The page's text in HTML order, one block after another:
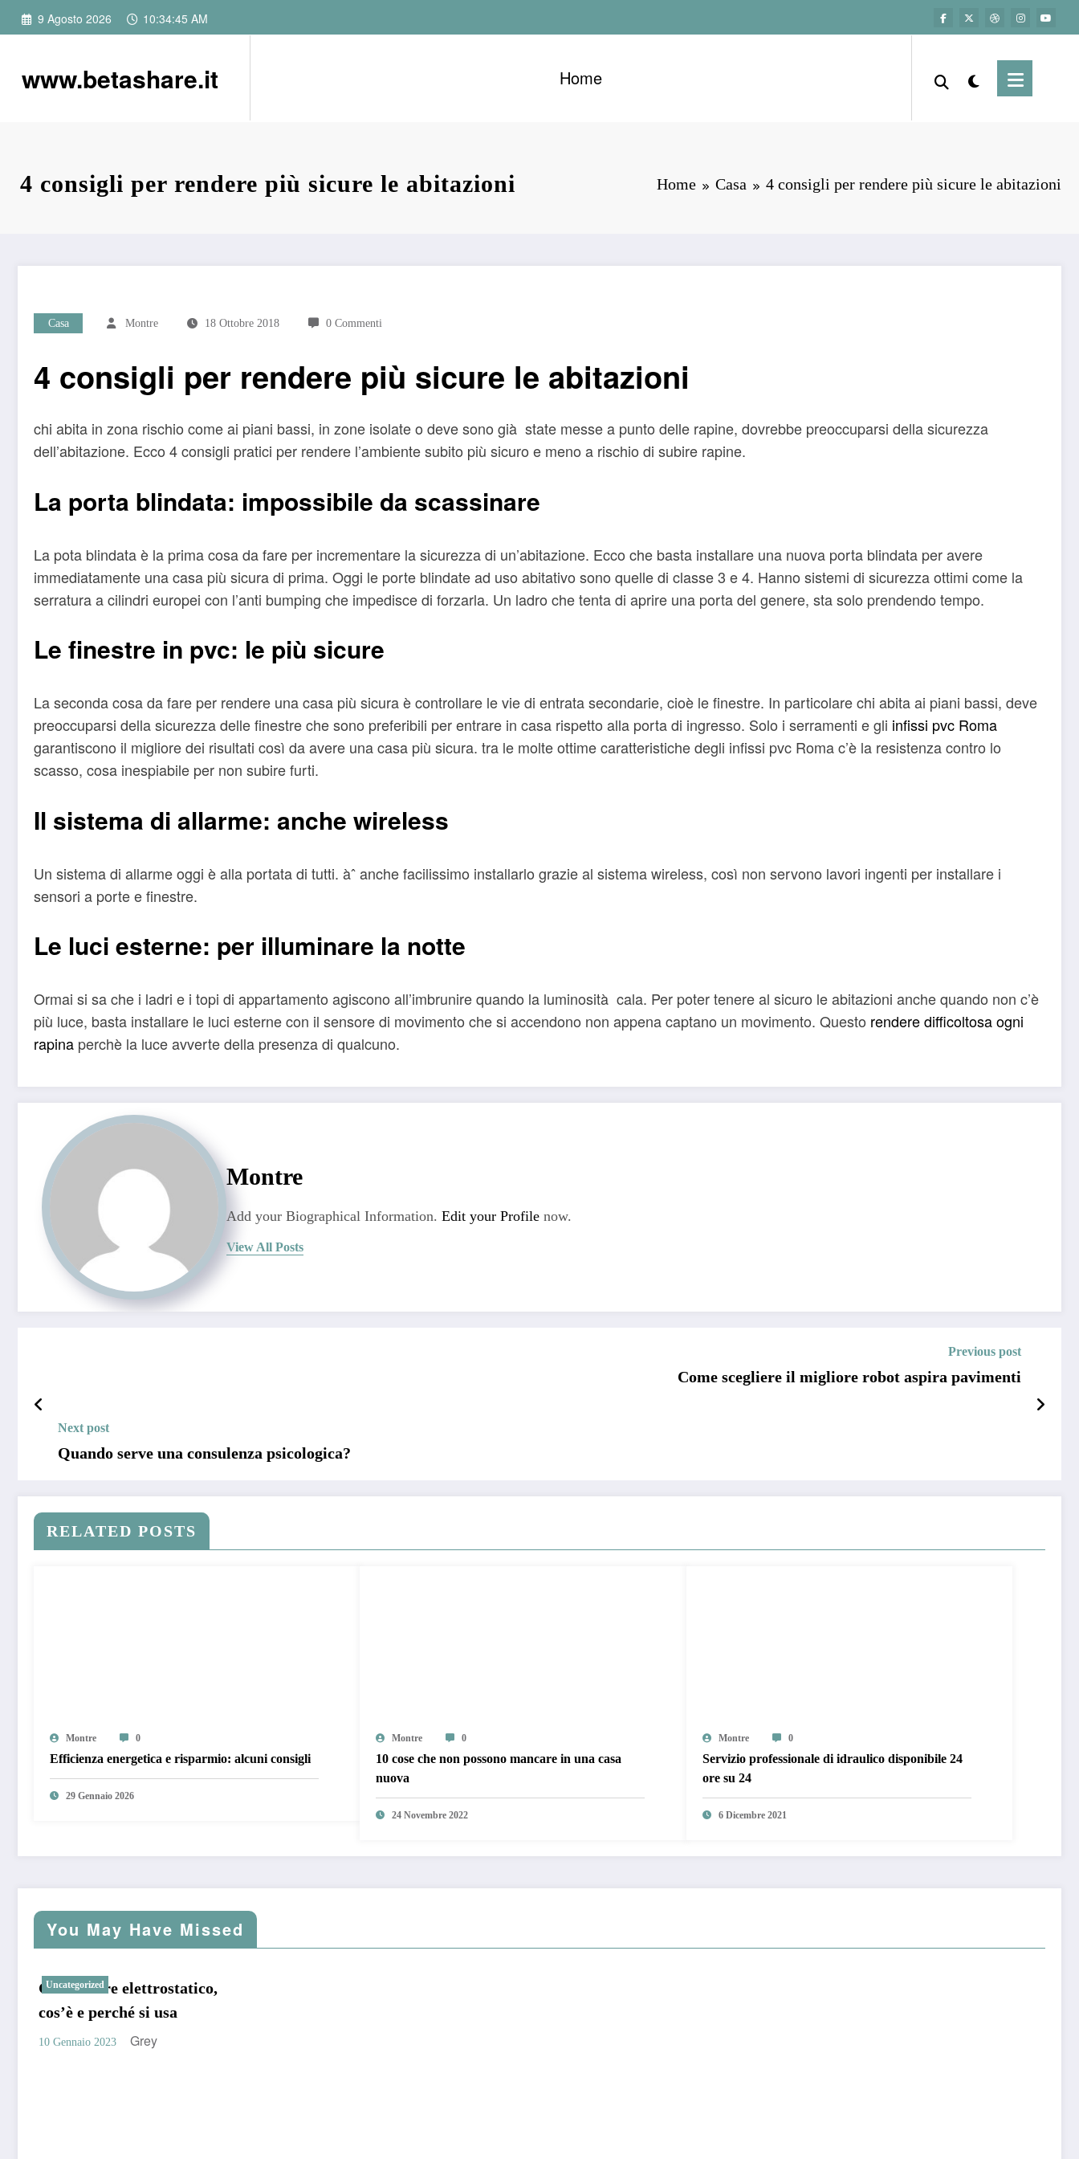
9 Agosto 2026 10:34:45 AM
www.betashare.it Home
4 consigli per rendere più sicure le abitazioni Home Casa 4 consigli per rendere più sicure le abitazioni
Casa Montre 18 Ottobre 2018 0 Commenti
4 consigli per rendere più sicure le abitazioni
chi abita in zona rischio come ai piani bassi, in zone isolate o deve sono già state messe a punto delle rapine, dovrebbe preoccuparsi della sicurezza
dell’abitazione. Ecco 4 consigli pratici per rendere l’ambiente subito più sicuro e meno a rischio di subire rapine.
La porta blindata: impossibile da scassinare
La pota blindata è la prima cosa da fare per incrementare la sicurezza di un’abitazione. Ecco che basta installare una nuova porta blindata per avere
immediatamente una casa più sicura di prima. Oggi le porte blindate ad uso abitativo sono quelle di classe 3 e 4. Hanno sistemi di sicurezza ottimi come la
serratura a cilindri europei con l’anti bumping che impedisce di forzarla. Un ladro che tenta di aprire una porta del genere, sta solo prendendo tempo.
Le finestre in pvc: le più sicure
La seconda cosa da fare per rendere una casa più sicura è controllare le vie di entrata secondarie, cioè le finestre. In particolare chi abita ai piani bassi, deve
preoccuparsi della sicurezza delle finestre che sono preferibili per entrare in casa rispetto alla porta di ingresso. Solo i serramenti e gli infissi pvc Roma
garantiscono il migliore dei risultati così da avere una casa più sicura. tra le molte ottime caratteristiche degli infissi pvc Roma c’è la resistenza contro lo
scasso, cosa inespiabile per non subire furti.
Il sistema di allarme: anche wireless
Un sistema di allarme oggi è alla portata di tutti. àˆ anche facilissimo installarlo grazie al sistema wireless, così non servono lavori ingenti per installare i
sensori a porte e finestre.
Le luci esterne: per illuminare la notte
Ormai si sa che i ladri e i topi di appartamento agiscono all’imbrunire quando la luminosità cala. Per poter tenere al sicuro le abitazioni anche quando non c’è
più luce, basta installare le luci esterne con il sensore di movimento che si accendono non appena captano un movimento. Questo rendere difficoltosa ogni
rapina perchè la luce avverte della presenza di qualcuno.
Montre
Add your Biographical Information. Edit your Profile now.
View All Posts
Previous post
Come scegliere il migliore robot aspira pavimenti
Next post
Quando serve una consulenza psicologica?
RELATED POSTS
Montre 0
Efficienza energetica e risparmio: alcuni consigli
29 Gennaio 2026
Montre 0
10 cose che non possono mancare in una casa
nuova
24 Novembre 2022
Montre 0
Servizio professionale di idraulico disponibile 24
ore su 24
6 Dicembre 2021
You May Have Missed
Uncategorized
Generatore elettrostatico,
cos’è e perché si usa
10 Gennaio 2023 Grey